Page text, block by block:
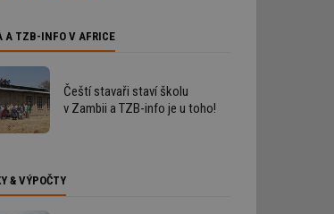
A TZB-INFO V AFRICE
Čeští stavaři staví školu
v Zambii a TZB-info je u toho!
& VÝPOČTY